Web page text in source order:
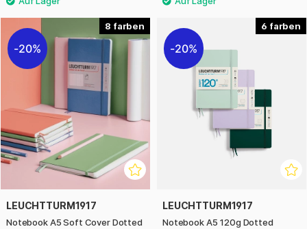
8
20%
LEUCHTTURM1917
Notebook A5 Soft Cover Dotted
6
20%
LEUCHTTURM1917
Notebook A5 120g Dotted